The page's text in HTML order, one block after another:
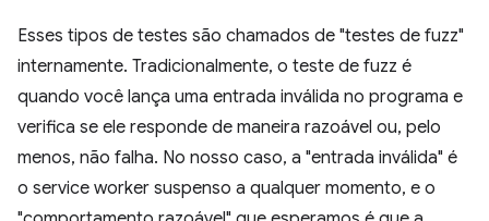
Esses tipos de testes são chamados de "testes de fuzz"
internamente. Tradicionalmente, o teste de fuzz é
quando você lança uma entrada inválida no programa e
verifica se ele responde de maneira razoável ou, pelo
menos, não falha. No nosso caso, a "entrada inválida" é
o service worker suspenso a qualquer momento, e o